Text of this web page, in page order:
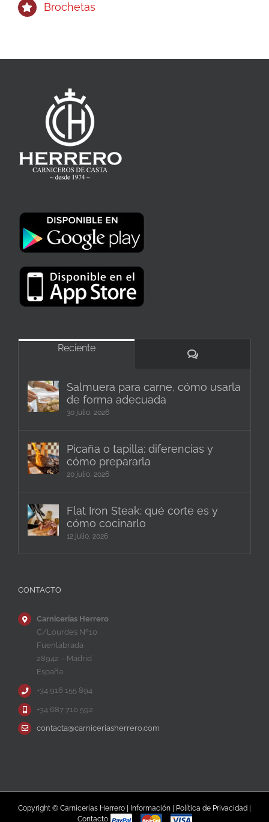
Brochetas
Reciente
Comentarios
Salmuera para carne, cómo usarla
de forma adecuada
30 julio, 2026
Picaña o tapilla: diferencias y
cómo prepararla
20 julio, 2026
Flat Iron Steak: qué corte es y
cómo cocinarlo
12 julio, 2026
CONTACTO
Carnicerías Herrero
C/Lourdes Nº10
Fuenlabrada
28942 – Madrid
España
+34 916 155 894
+34 687 710 592
contacta@carniceriasherrero.com
Copyright © Carnicerías Herrero | Información Política de Privacidad
Contacto